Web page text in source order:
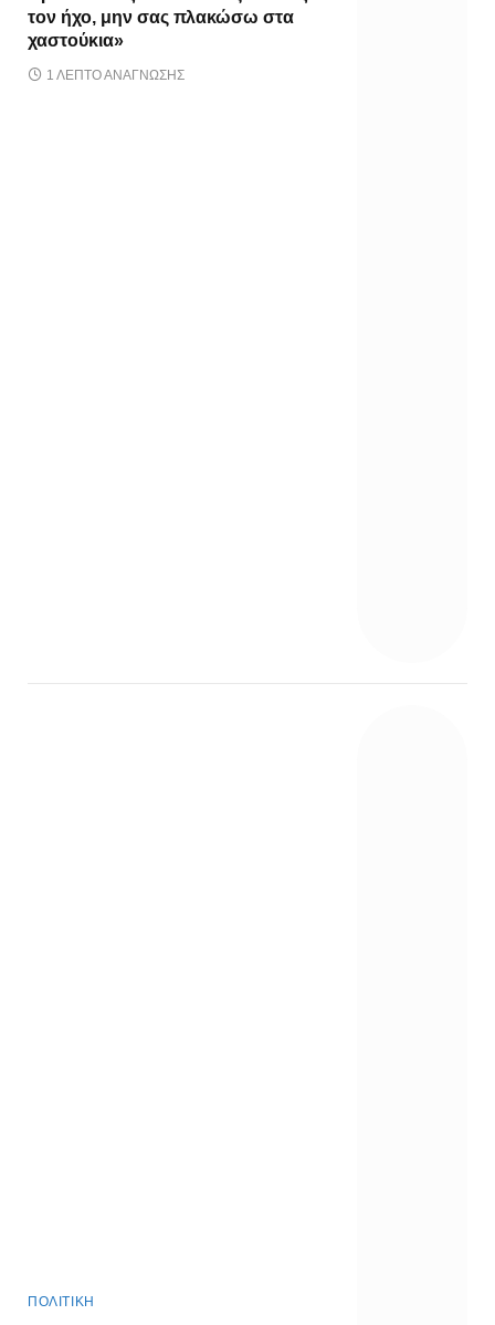
τον ήχο, μην σας πλακώσω στα
χαστούκια»
1 ΛΕΠΤΌ ΑΝΆΓΝΩΣΗΣ
ΠΟΛΙΤΙΚΗ